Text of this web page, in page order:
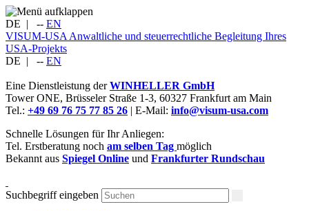
DE | -- EN
VISUM-USA Anwaltliche und steuerrechtliche Begleitung Ihres
USA-Projekts
DE | -- EN
Eine Dienstleistung derWINHELLER GmbH
Tower ONE, Brüsseler Straße 1-3, 60327 Frankfurt am Main
Tel.: +49 69 76 75 77 85 26 | E-Mail: info@visum-usa.com
Schnelle Lösungen für Ihr Anliegen:
Tel. Erstberatung noch am selben Tag möglich
Bekannt aus Spiegel Online und Frankfurter Rundschau
Suchbegriff eingeben